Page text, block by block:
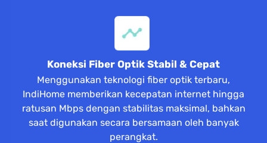
Koneksi Fiber Optik Stabil & Cepat
Menggunakan teknologi fiber optik terbaru,
IndiHome memberikan kecepatan internet hingga
ratusan Mbps dengan stabilitas maksimal, bahkan
saat digunakan secara bersamaan oleh banyak
perangkat.